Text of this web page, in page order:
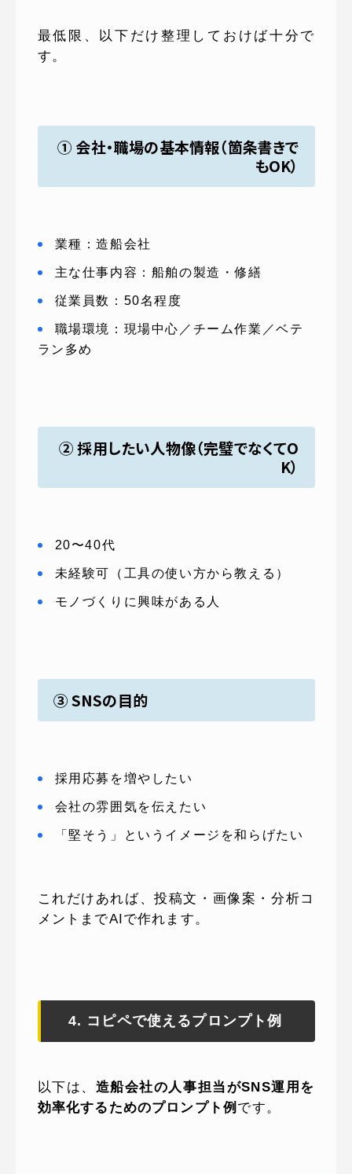
最低限、以下だけ整理しておけば十分で
す。
① 会社・職場の基本情報（箇条書きで
もOK）
業種：造船会社
主な仕事内容：船舶の製造・修繕
従業員数：50名程度
職場環境：現場中心／チーム作業／ベテ
ラン多め
② 採用したい人物像（完璧でなくてO
K）
20〜40代
未経験可（工具の使い方から教える）
モノづくりに興味がある人
③ SNSの目的
採用応募を増やしたい
会社の雰囲気を伝えたい
「堅そう」というイメージを和らげたい
これだけあれば、投稿文・画像案・分析コ
メントまでAIで作れます。
4. コピペで使えるプロンプト例
以下は、 造船会社の人事担当がSNS運用を
効率化するためのプロンプト例 です。